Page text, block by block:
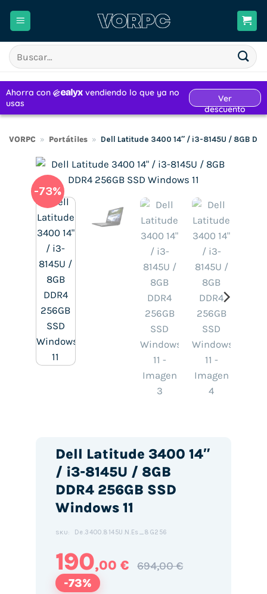
Buscar
por:
VORPC » Portátiles » Dell Latitude 3400 14″ / i3-8145U / 8GB
-73%
Dell Latitude 3400 14″
/ i3-8145U / 8GB
DDR4 256GB SSD
Windows 11
SKU: De.3400.8145U.N.Es_8G256
190,00 € 694,00 €
-73%